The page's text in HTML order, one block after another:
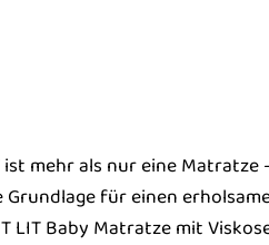
ist mehr als nur eine
für einen
LIT Baby Matratze mit